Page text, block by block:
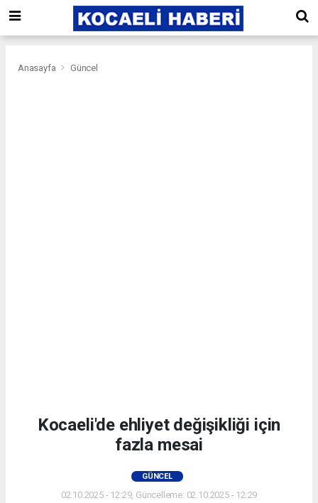
Anasayfa Güncel
Kocaeli'de ehliyet değişikliği için
fazla mesai
GÜNCEL
02.10.2025 - 12:29, Güncelleme: 02.10.2025 - 12:29